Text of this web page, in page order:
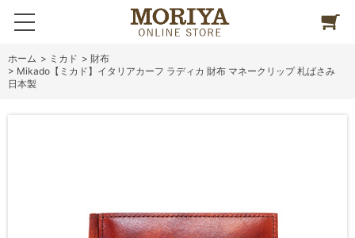
ホーム > ミカド > 財布
> Mikado【ミカド】イタリアカーフ ラディカ 財布 マネークリップ 札ばさみ
日本製